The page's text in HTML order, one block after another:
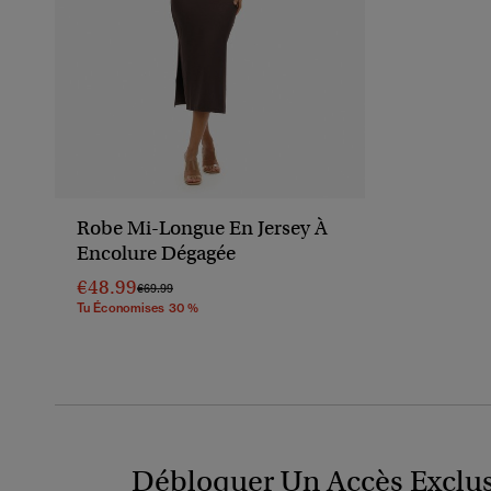
Robe Mi-Longue En Jersey À
Encolure Dégagée
€48.99Prix Réduit De
€69.99À
Tu Économises 30 %
Débloquer Un Accès